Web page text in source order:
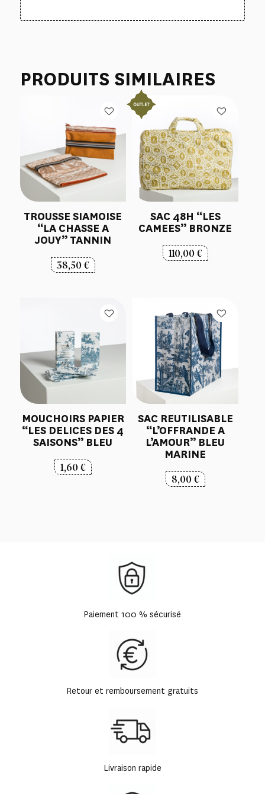
PRODUITS SIMILAIRES
TROUSSE SIAMOISE
“LA CHASSE A
JOUY” TANNIN
38,50€
SAC 48H “LES
CAMEES” BRONZE
110,00€
MOUCHOIRS PAPIER
“LES DELICES DES 4
SAISONS” BLEU
1,60€
SAC REUTILISABLE
“L’OFFRANDE A
L’AMOUR” BLEU
MARINE
8,00€
Paiement 100 % sécurisé
Retour et remboursement gratuits
Livraison rapide